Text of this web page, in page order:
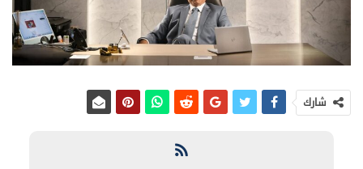
شارك